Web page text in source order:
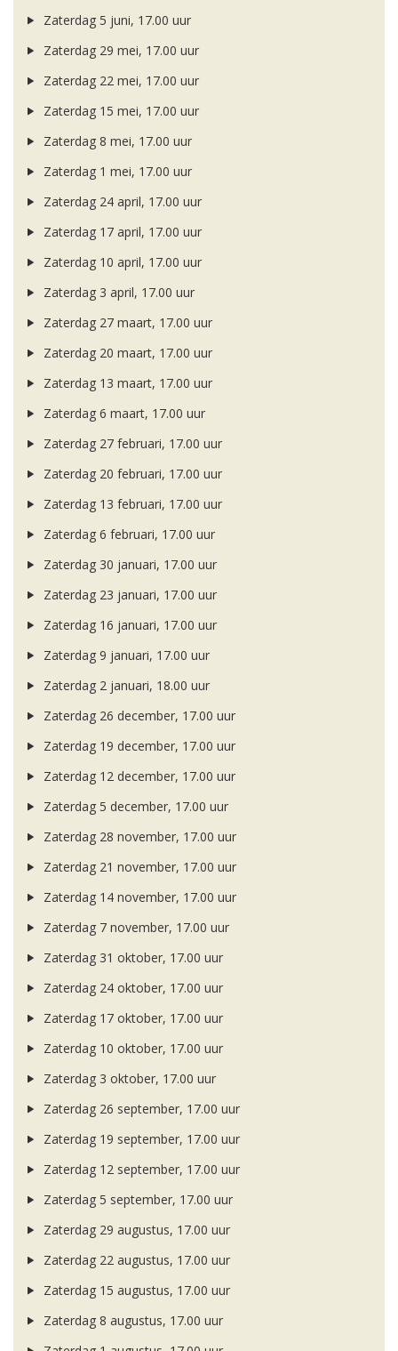
Zaterdag 5 juni, 17.00 uur
Zaterdag 29 mei, 17.00 uur
Zaterdag 22 mei, 17.00 uur
Zaterdag 15 mei, 17.00 uur
Zaterdag 8 mei, 17.00 uur
Zaterdag 1 mei, 17.00 uur
Zaterdag 24 april, 17.00 uur
Zaterdag 17 april, 17.00 uur
Zaterdag 10 april, 17.00 uur
Zaterdag 3 april, 17.00 uur
Zaterdag 27 maart, 17.00 uur
Zaterdag 20 maart, 17.00 uur
Zaterdag 13 maart, 17.00 uur
Zaterdag 6 maart, 17.00 uur
Zaterdag 27 februari, 17.00 uur
Zaterdag 20 februari, 17.00 uur
Zaterdag 13 februari, 17.00 uur
Zaterdag 6 februari, 17.00 uur
Zaterdag 30 januari, 17.00 uur
Zaterdag 23 januari, 17.00 uur
Zaterdag 16 januari, 17.00 uur
Zaterdag 9 januari, 17.00 uur
Zaterdag 2 januari, 18.00 uur
Zaterdag 26 december, 17.00 uur
Zaterdag 19 december, 17.00 uur
Zaterdag 12 december, 17.00 uur
Zaterdag 5 december, 17.00 uur
Zaterdag 28 november, 17.00 uur
Zaterdag 21 november, 17.00 uur
Zaterdag 14 november, 17.00 uur
Zaterdag 7 november, 17.00 uur
Zaterdag 31 oktober, 17.00 uur
Zaterdag 24 oktober, 17.00 uur
Zaterdag 17 oktober, 17.00 uur
Zaterdag 10 oktober, 17.00 uur
Zaterdag 3 oktober, 17.00 uur
Zaterdag 26 september, 17.00 uur
Zaterdag 19 september, 17.00 uur
Zaterdag 12 september, 17.00 uur
Zaterdag 5 september, 17.00 uur
Zaterdag 29 augustus, 17.00 uur
Zaterdag 22 augustus, 17.00 uur
Zaterdag 15 augustus, 17.00 uur
Zaterdag 8 augustus, 17.00 uur